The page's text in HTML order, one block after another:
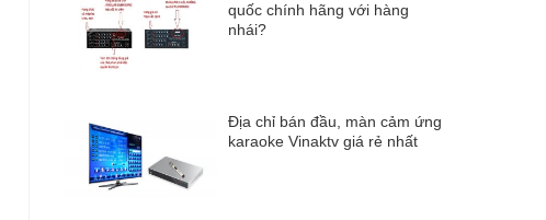
quốc chính hãng với hàng
nhái?
Địa chỉ bán đầu, màn cảm ứng
karaoke Vinaktv giá rẻ nhất